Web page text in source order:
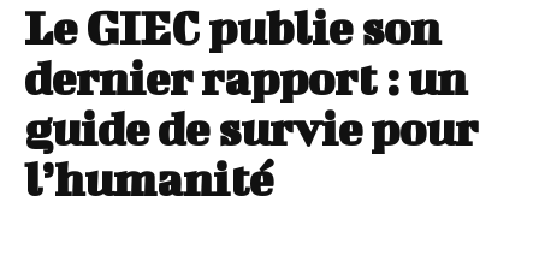
Le GIEC publie son
dernier rapport : un
guide de survie pour
l’humanité